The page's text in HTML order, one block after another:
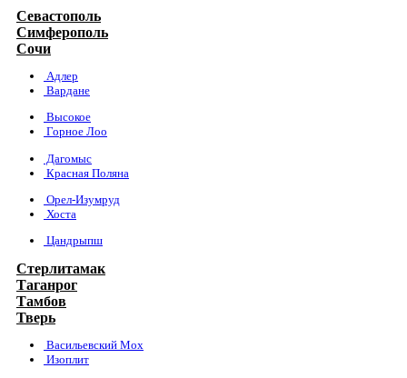
Севастополь
Симферополь
Сочи
Адлер
Вардане
Высокое
Горное Лоо
Дагомыс
Красная Поляна
Орел-Изумруд
Хоста
Цандрыпш
Стерлитамак
Таганрог
Тамбов
Тверь
Васильевский Мох
Изоплит